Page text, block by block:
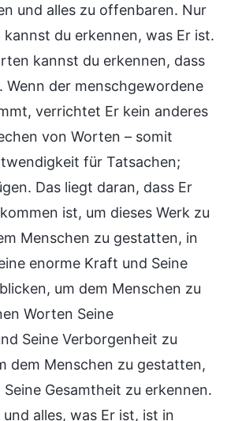
und alles zu offenbaren. Nur
kannst du erkennen, was Er ist.
kannst du erkennen, dass
Wenn der menschgewordene
verrichtet Er kein anderes
von Worten – somit
für Tatsachen;
Das liegt daran, dass Er
ist, um dieses Werk zu
Menschen zu gestatten, in
enorme Kraft und Seine
um dem Menschen zu
Worten Seine
Seine Verborgenheit zu
dem Menschen zu gestatten,
Gesamtheit zu erkennen.
alles, was Er ist, ist in